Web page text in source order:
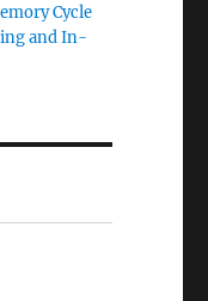
Cycle
and In-